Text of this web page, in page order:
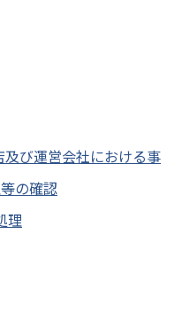
び運営会社における事
の確認
理